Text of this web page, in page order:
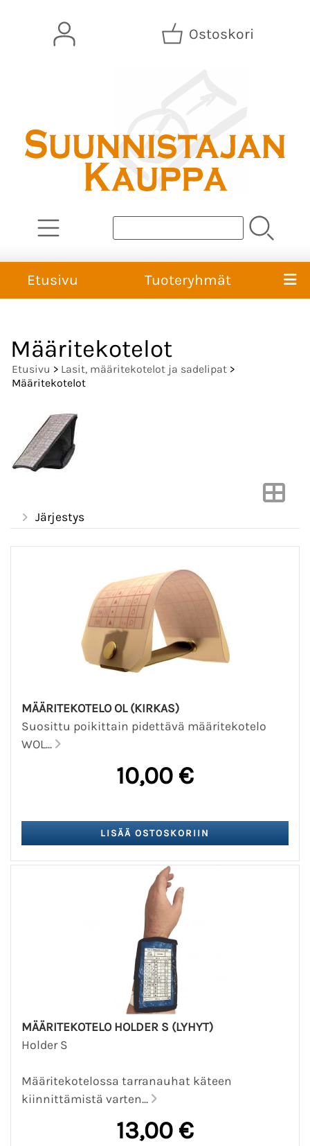
Ostoskori
Etusivu Tuoteryhmät
Määritekotelot
Etusivu > Lasit, määritekotelot ja sadelipat >
Määritekotelot
Järjestys
MÄÄRITEKOTELO OL (KIRKAS)
Suosittu poikittain pidettävä määritekotelo
WOL...
10,00 €
MÄÄRITEKOTELO HOLDER S (LYHYT)
Holder S
Määritekotelossa tarranauhat käteen
kiinnittämistä varten...
13,00 €